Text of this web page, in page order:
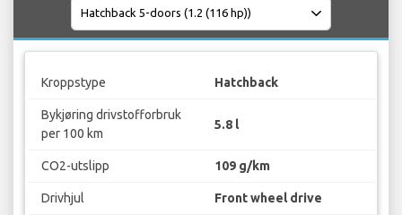
Kroppstype Hatchback
Bykjøring drivstofforbruk
per 100 km
5.8 l
CO2-utslipp 109 g/km
Drivhjul Front wheel drive